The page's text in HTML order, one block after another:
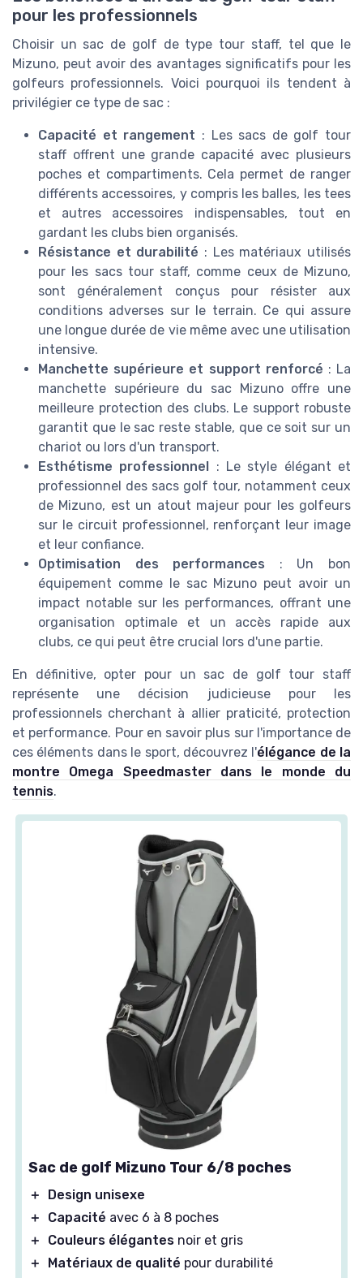
pour les professionnels
Choisir un sac de golf de type tour staff, tel que le
Mizuno, peut avoir des avantages significatifs pour les
golfeurs professionnels. Voici pourquoi ils tendent à
privilégier ce type de sac :
Capacité et rangement : Les sacs de golf tour
staff offrent une grande capacité avec plusieurs
poches et compartiments. Cela permet de ranger
différents accessoires, y compris les balles, les tees
et autres accessoires indispensables, tout en
gardant les clubs bien organisés.
Résistance et durabilité : Les matériaux utilisés
pour les sacs tour staff, comme ceux de Mizuno,
sont généralement conçus pour résister aux
conditions adverses sur le terrain. Ce qui assure
une longue durée de vie même avec une utilisation
intensive.
Manchette supérieure et support renforcé : La
manchette supérieure du sac Mizuno offre une
meilleure protection des clubs. Le support robuste
garantit que le sac reste stable, que ce soit sur un
chariot ou lors d'un transport.
Esthétisme professionnel : Le style élégant et
professionnel des sacs golf tour, notamment ceux
de Mizuno, est un atout majeur pour les golfeurs
sur le circuit professionnel, renforçant leur image
et leur confiance.
Optimisation des performances : Un bon
équipement comme le sac Mizuno peut avoir un
impact notable sur les performances, offrant une
organisation optimale et un accès rapide aux
clubs, ce qui peut être crucial lors d'une partie.
En définitive, opter pour un sac de golf tour staff
représente une décision judicieuse pour les
professionnels cherchant à allier praticité, protection
et performance. Pour en savoir plus sur l'importance de
ces éléments dans le sport, découvrez l'élégance de la
montre Omega Speedmaster dans le monde du
tennis.
Sac de golf Mizuno Tour 6/8 poches
＋
Design unisexe
＋
Capacité avec 6 à 8 poches
＋
Couleurs élégantes noir et gris
＋
Matériaux de qualité pour durabilité